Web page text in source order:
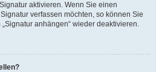
aktivieren. Wenn Sie einen
verfassen möchten, so können Sie
anhängen“ wieder deaktivieren.